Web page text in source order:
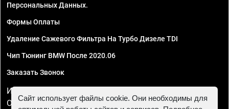
Персональных Данных.
Формы Оплаты
Удаление Сажевого Фильтра На Турбо Дизеле TDI
Чип Тюнинг BMW После 2020.06
Заказать Звонок
ИП Смирнов Георгий Павлович. ИНН 781302555843,
ОГРНИП 324470400032610
Сайт использует файлы cookie. Они необходимы для